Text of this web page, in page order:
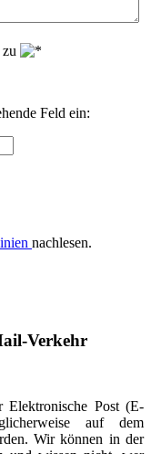
Feld ein:
nachlesen.
Verkehr
Elektronische Post (E-
auf dem
Wir können in der